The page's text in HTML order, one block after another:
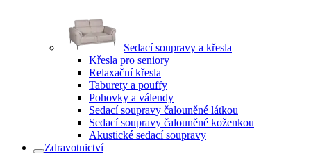
Sedací soupravy a křesla
Křesla pro seniory
Relaxační křesla
Taburety a pouffy
Pohovky a válendy
Sedací soupravy čalouněné látkou
Sedací soupravy čalouněné koženkou
Akustické sedací soupravy
Zdravotnictví